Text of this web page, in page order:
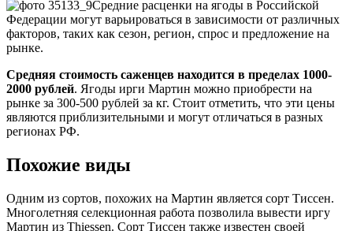
Средние расценки на ягоды в Российской
Федерации могут варьироваться в зависимости от различных
факторов, таких как сезон, регион, спрос и предложение на
рынке.
Средняя стоимость саженцев находится в пределах 1000-
2000 рублей. Ягоды ирги Мартин можно приобрести на
рынке за 300-500 рублей за кг. Стоит отметить, что эти цены
являются приблизительными и могут отличаться в разных
регионах РФ.
Похожие виды
Одним из сортов, похожих на Мартин является сорт Тиссен.
Многолетняя селекционная работа позволила вывести иргу
Мартин из Thiessen. Сорт Тиссен также известен своей